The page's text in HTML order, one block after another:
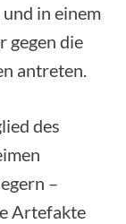
in einem
gegen die
antreten.
des
–
Artefakte